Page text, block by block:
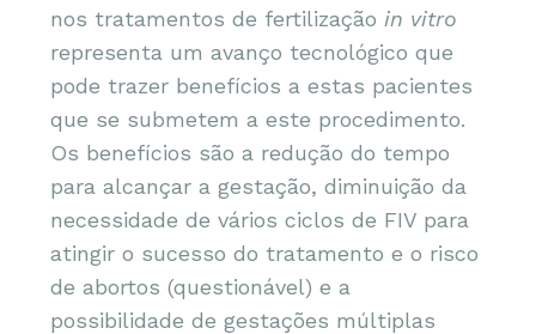
nos tratamentos de fertilização in vitro
representa um avanço tecnológico que
pode trazer benefícios a estas pacientes
que se submetem a este procedimento.
Os benefícios são a redução do tempo
para alcançar a gestação, diminuição da
necessidade de vários ciclos de FIV para
atingir o sucesso do tratamento e o risco
de abortos (questionável) e a
possibilidade de gestações múltiplas